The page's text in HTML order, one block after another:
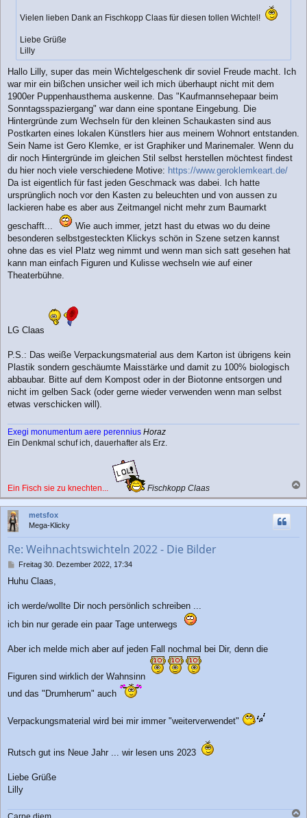
Vielen lieben Dank an Fischkopp Claas für diesen tollen Wichtel!
Liebe Grüße
Lilly
Hallo Lilly, super das mein Wichtelgeschenk dir soviel Freude macht. Ich
war mir ein bißchen unsicher weil ich mich überhaupt nicht mit dem
1900er Puppenhausthema auskenne. Das "Kaufmannsehepaar beim
Sonntagsspaziergang" war dann eine spontane Eingebung. Die
Hintergründe zum Wechseln für den kleinen Schaukasten sind aus
Postkarten eines lokalen Künstlers hier aus meinem Wohnort entstanden.
Sein Name ist Gero Klemke, er ist Graphiker und Marinemaler. Wenn du
dir noch Hintergründe im gleichen Stil selbst herstellen möchtest findest
du hier noch viele verschiedene Motive: https://www.geroklemkeart.de/
Da ist eigentlich für fast jeden Geschmack was dabei. Ich hatte
ursprünglich noch vor den Kasten zu beleuchten und von aussen zu
lackieren habe es aber aus Zeitmangel nicht mehr zum Baumarkt
geschafft...
Wie auch immer, jetzt hast du etwas wo du deine
besonderen selbstgesteckten Klickys schön in Szene setzen kannst
ohne das es viel Platz weg nimmt und wenn man sich satt gesehen hat
kann man einfach Figuren und Kulisse wechseln wie auf einer
Theaterbühne.
LG Claas
P.S.: Das weiße Verpackungsmaterial aus dem Karton ist übrigens kein
Plastik sondern geschäumte Maisstärke und damit zu 100% biologisch
abbaubar. Bitte auf dem Kompost oder in der Biotonne entsorgen und
nicht im gelben Sack (oder gerne wieder verwenden wenn man selbst
etwas verschicken will).
Exegi monumentum aere perennius Horaz
Ein Denkmal schuf ich, dauerhafter als Erz.
Ein Fisch sie zu knechten... Fischkopp Claas
a
c
metsfox
Mega-Klicky
Re: Weihnachtswichteln 2022 - Die Bilder
B
i
r
g
Freitag 30. Dezember 2022, 17:34
Huhu Claas,
ich werde/wollte Dir noch persönlich schreiben ...
ich bin nur gerade ein paar Tage unterwegs
Aber ich melde mich aber auf jeden Fall nochmal bei Dir, denn die
Figuren sind wirklich der Wahnsinn
und das "Drumherum" auch
Verpackungsmaterial wird bei mir immer "weiterverwendet"
Rutsch gut ins Neue Jahr ... wir lesen uns 2023
Liebe Grüße
Lilly